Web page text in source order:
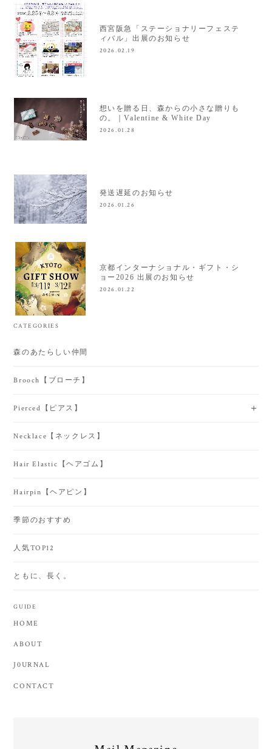
西宮阪急「ステーショナリーフェステ
ィバル」出展のお知らせ
2026.02.19
想いを贈る日、森からの小さな贈りも
の。｜Valentine & White Day
2026.01.28
発送遅延のお知らせ
2026.01.26
京都インターナショナル・ギフト・シ
ョー2026 出展のお知らせ
2026.01.22
CATEGORIES
森のあたらしい仲間
Brooch【ブローチ】
Pierced【ピアス】
Necklace【ネックレス】
Hair Elastic【ヘアゴム】
Hairpin【ヘアピン】
季節のおすすめ
人気TOP12
ともに、長く。
GUIDE
HOME
ABOUT
J0URNAL
CONTACT